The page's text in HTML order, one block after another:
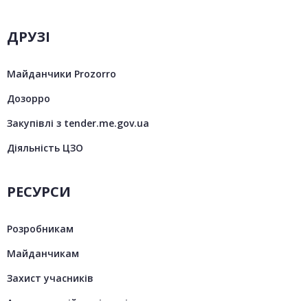
ДРУЗІ
Майданчики Prozorro
Дозорро
Закупівлі з tender.me.gov.ua
Діяльність ЦЗО
РЕСУРСИ
Розробникам
Майданчикам
Захист учасників